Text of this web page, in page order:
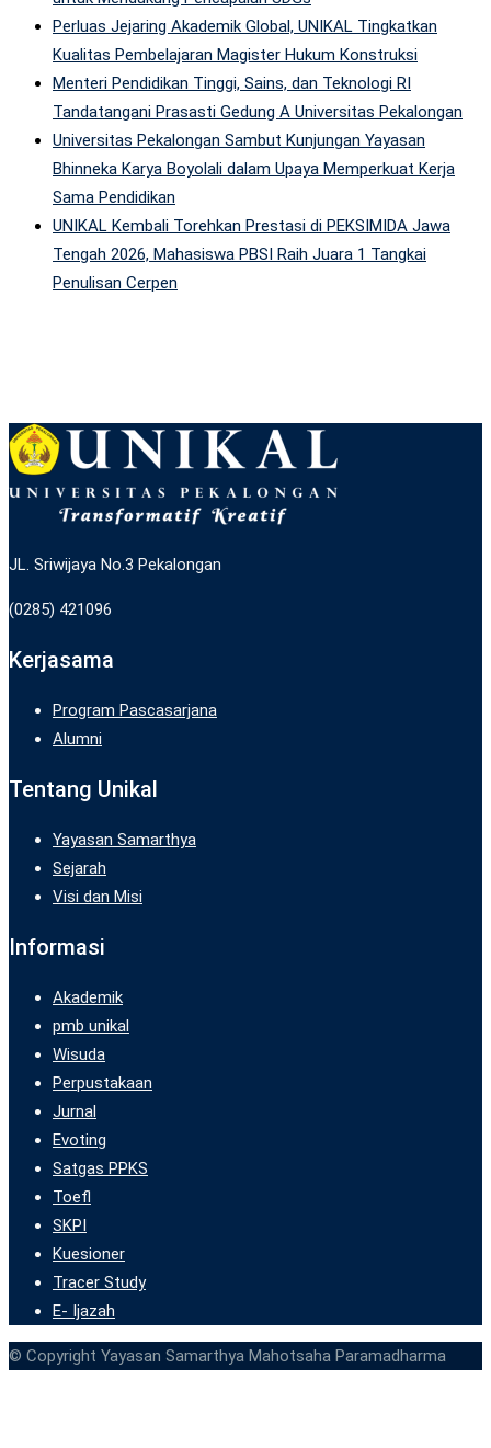
Perluas Jejaring Akademik Global, UNIKAL Tingkatkan
Kualitas Pembelajaran Magister Hukum Konstruksi
Menteri Pendidikan Tinggi, Sains, dan Teknologi RI
Tandatangani Prasasti Gedung A Universitas Pekalongan
Universitas Pekalongan Sambut Kunjungan Yayasan
Bhinneka Karya Boyolali dalam Upaya Memperkuat Kerja
Sama Pendidikan
UNIKAL Kembali Torehkan Prestasi di PEKSIMIDA Jawa
Tengah 2026, Mahasiswa PBSI Raih Juara 1 Tangkai
Penulisan Cerpen
JL. Sriwijaya No.3 Pekalongan
(0285) 421096
Kerjasama
Program Pascasarjana
Alumni
Tentang Unikal
Yayasan Samarthya
Sejarah
Visi dan Misi
Informasi
Akademik
pmb unikal
Wisuda
Perpustakaan
Jurnal
Evoting
Satgas PPKS
Toefl
SKPI
Kuesioner
Tracer Study
E- Ijazah
© Copyright Yayasan Samarthya Mahotsaha Paramadharma